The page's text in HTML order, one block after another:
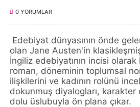
0 YORUMLAR
Edebiyat dünyasının önde
olan Jane Austen'in
İngiliz edebiyatının incisi
roman, döneminin toplumsal
ilişkilerini ve kadının rolünü
dokunmuş diyalogları,
dolu üslubuyla ön plana çıkar.